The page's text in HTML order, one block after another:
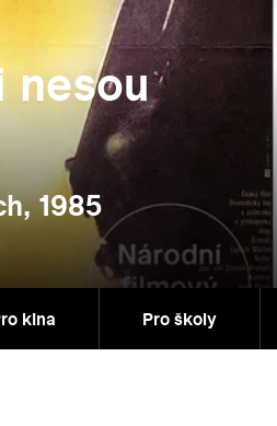
nesou
1985
kina Pro školy